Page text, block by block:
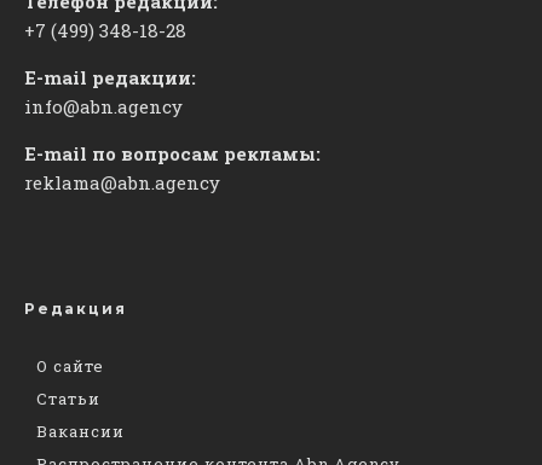
+7 (499) 348-18-28
E-mail редакции:
info@abn.agency
E-mail по вопросам рекламы:
reklama@abn.agency
Редакция
О сайте
Статьи
Вакансии